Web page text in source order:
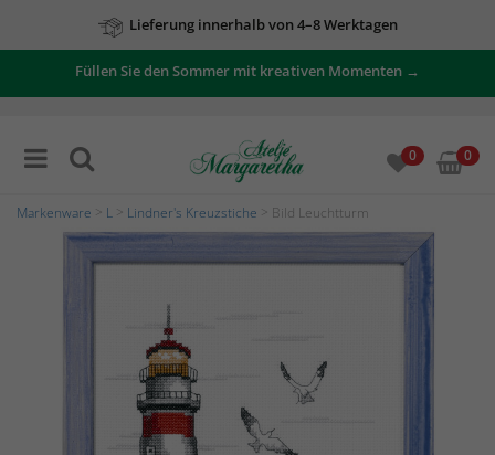
Lieferung innerhalb von 4–8 Werktagen
Füllen Sie den Sommer mit kreativen Momenten →
0 0
Markenware L Lindner's Kreuzstiche > Bild Leuchtturm